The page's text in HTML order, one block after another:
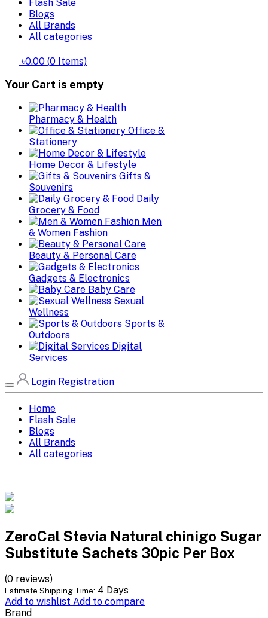
Flash Sale
Blogs
All Brands
All categories
৳0.00 (0 Items)
Your Cart is empty
Pharmacy & Health
Office &
Stationery
Home Decor & Lifestyle
Gifts &
Souvenirs
Daily
Grocery & Food
Men
& Women Fashion
Beauty & Personal Care
Gadgets & Electronics
Baby Care
Sexual
Wellness
Sports &
Outdoors
Digital
Services
Login Registration
Home
Flash Sale
Blogs
All Brands
All categories
ZeroCal Stevia Natural chinigo Sugar
Substitute Sachets 30pic Per Box
(0 reviews)
Estimate Shipping Time: 4 Days
Add to wishlist Add to compare
Brand